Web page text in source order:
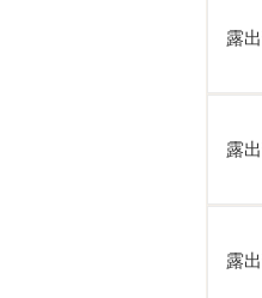
露
露
露